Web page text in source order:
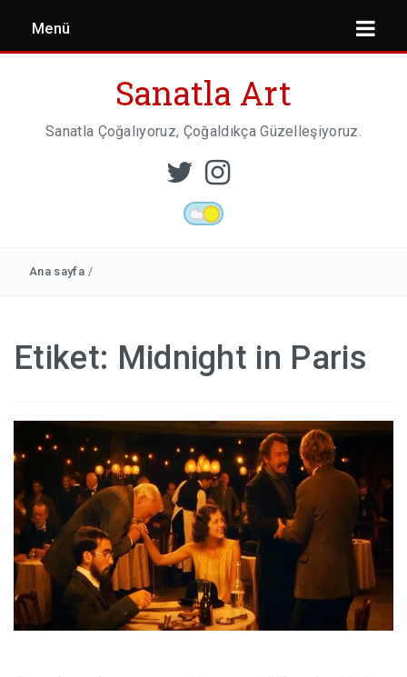
Menü
HABERLER
Sanatla Art
Sanatla Çoğalıyoruz, Çoğaldıkça Güzelleşiyoruz.
Ana sayfa /
Etiket: Midnight in Paris